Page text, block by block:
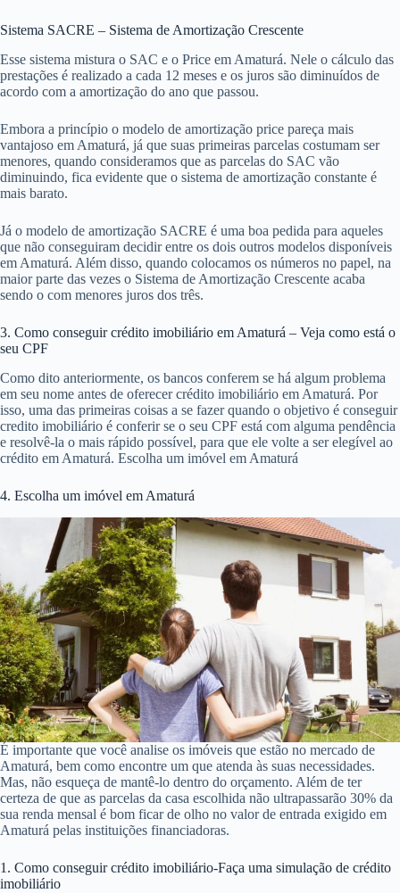
Sistema SACRE – Sistema de Amortização Crescente
Esse sistema mistura o SAC e o Price em Amaturá. Nele o cálculo das
prestações é realizado a cada 12 meses e os juros são diminuídos de
acordo com a amortização do ano que passou.
Embora a princípio o modelo de amortização price pareça mais
vantajoso em Amaturá, já que suas primeiras parcelas costumam ser
menores, quando consideramos que as parcelas do SAC vão
diminuindo, fica evidente que o sistema de amortização constante é
mais barato.
Já o modelo de amortização SACRE é uma boa pedida para aqueles
que não conseguiram decidir entre os dois outros modelos disponíveis
em Amaturá. Além disso, quando colocamos os números no papel, na
maior parte das vezes o Sistema de Amortização Crescente acaba
sendo o com menores juros dos três.
3. Como conseguir crédito imobiliário em Amaturá – Veja como está o
seu CPF
Como dito anteriormente, os bancos conferem se há algum problema
em seu nome antes de oferecer crédito imobiliário em Amaturá. Por
isso, uma das primeiras coisas a se fazer quando o objetivo é conseguir
credito imobiliário é conferir se o seu CPF está com alguma pendência
e resolvê-la o mais rápido possível, para que ele volte a ser elegível ao
crédito em Amaturá. Escolha um imóvel em Amaturá
4. Escolha um imóvel em Amaturá
É importante que você analise os imóveis que estão no mercado de
Amaturá, bem como encontre um que atenda às suas necessidades.
Mas, não esqueça de mantê-lo dentro do orçamento. Além de ter
certeza de que as parcelas da casa escolhida não ultrapassarão 30% da
sua renda mensal é bom ficar de olho no valor de entrada exigido em
Amaturá pelas instituições financiadoras.
1. Como conseguir crédito imobiliário-Faça uma simulação de crédito
imobiliário